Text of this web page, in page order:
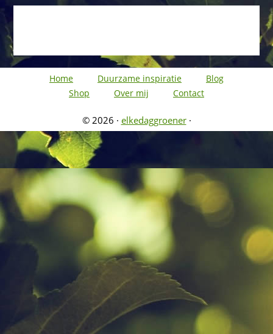
Home Duurzame inspiratie
Blog
Shop
Over mij Contact
© 2026 · elkedaggroener·